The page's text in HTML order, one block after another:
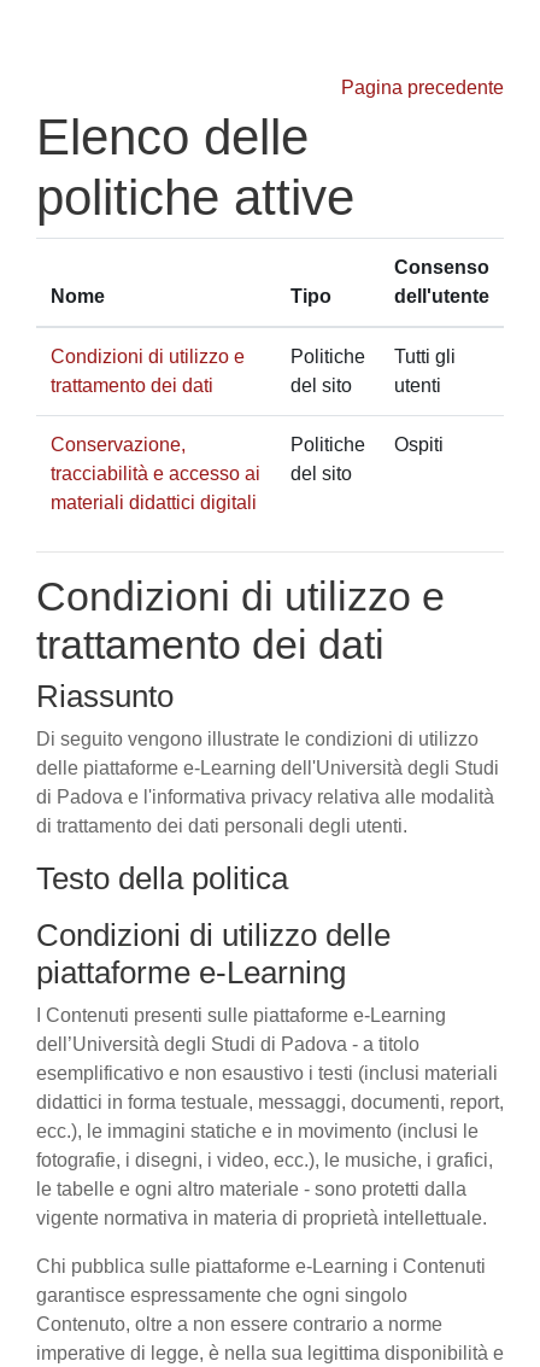
Pagina precedente
Elenco delle
politiche attive
Nome Tipo
Consenso
dell'utente
Condizioni di utilizzo e
trattamento dei dati
Politiche
del sito
Tutti gli
utenti
Conservazione,
tracciabilità e accesso ai
materiali didattici digitali
Politiche
del sito
Ospiti
Condizioni di utilizzo e
trattamento dei dati
Riassunto
Di seguito vengono illustrate le condizioni di utilizzo
delle piattaforme e-Learning dell'Università degli Studi
di Padova e l'informativa privacy relativa alle modalità
di trattamento dei dati personali degli utenti.
Testo della politica
Condizioni di utilizzo delle
piattaforme e-Learning
I Contenuti presenti sulle piattaforme e-Learning
dell’Università degli Studi di Padova - a titolo
esemplificativo e non esaustivo i testi (inclusi materiali
didattici in forma testuale, messaggi, documenti, report,
ecc.), le immagini statiche e in movimento (inclusi le
fotografie, i disegni, i video, ecc.), le musiche, i grafici,
le tabelle e ogni altro materiale - sono protetti dalla
vigente normativa in materia di proprietà intellettuale.
Chi pubblica sulle piattaforme e-Learning i Contenuti
garantisce espressamente che ogni singolo
Contenuto, oltre a non essere contrario a norme
imperative di legge, è nella sua legittima disponibilità e